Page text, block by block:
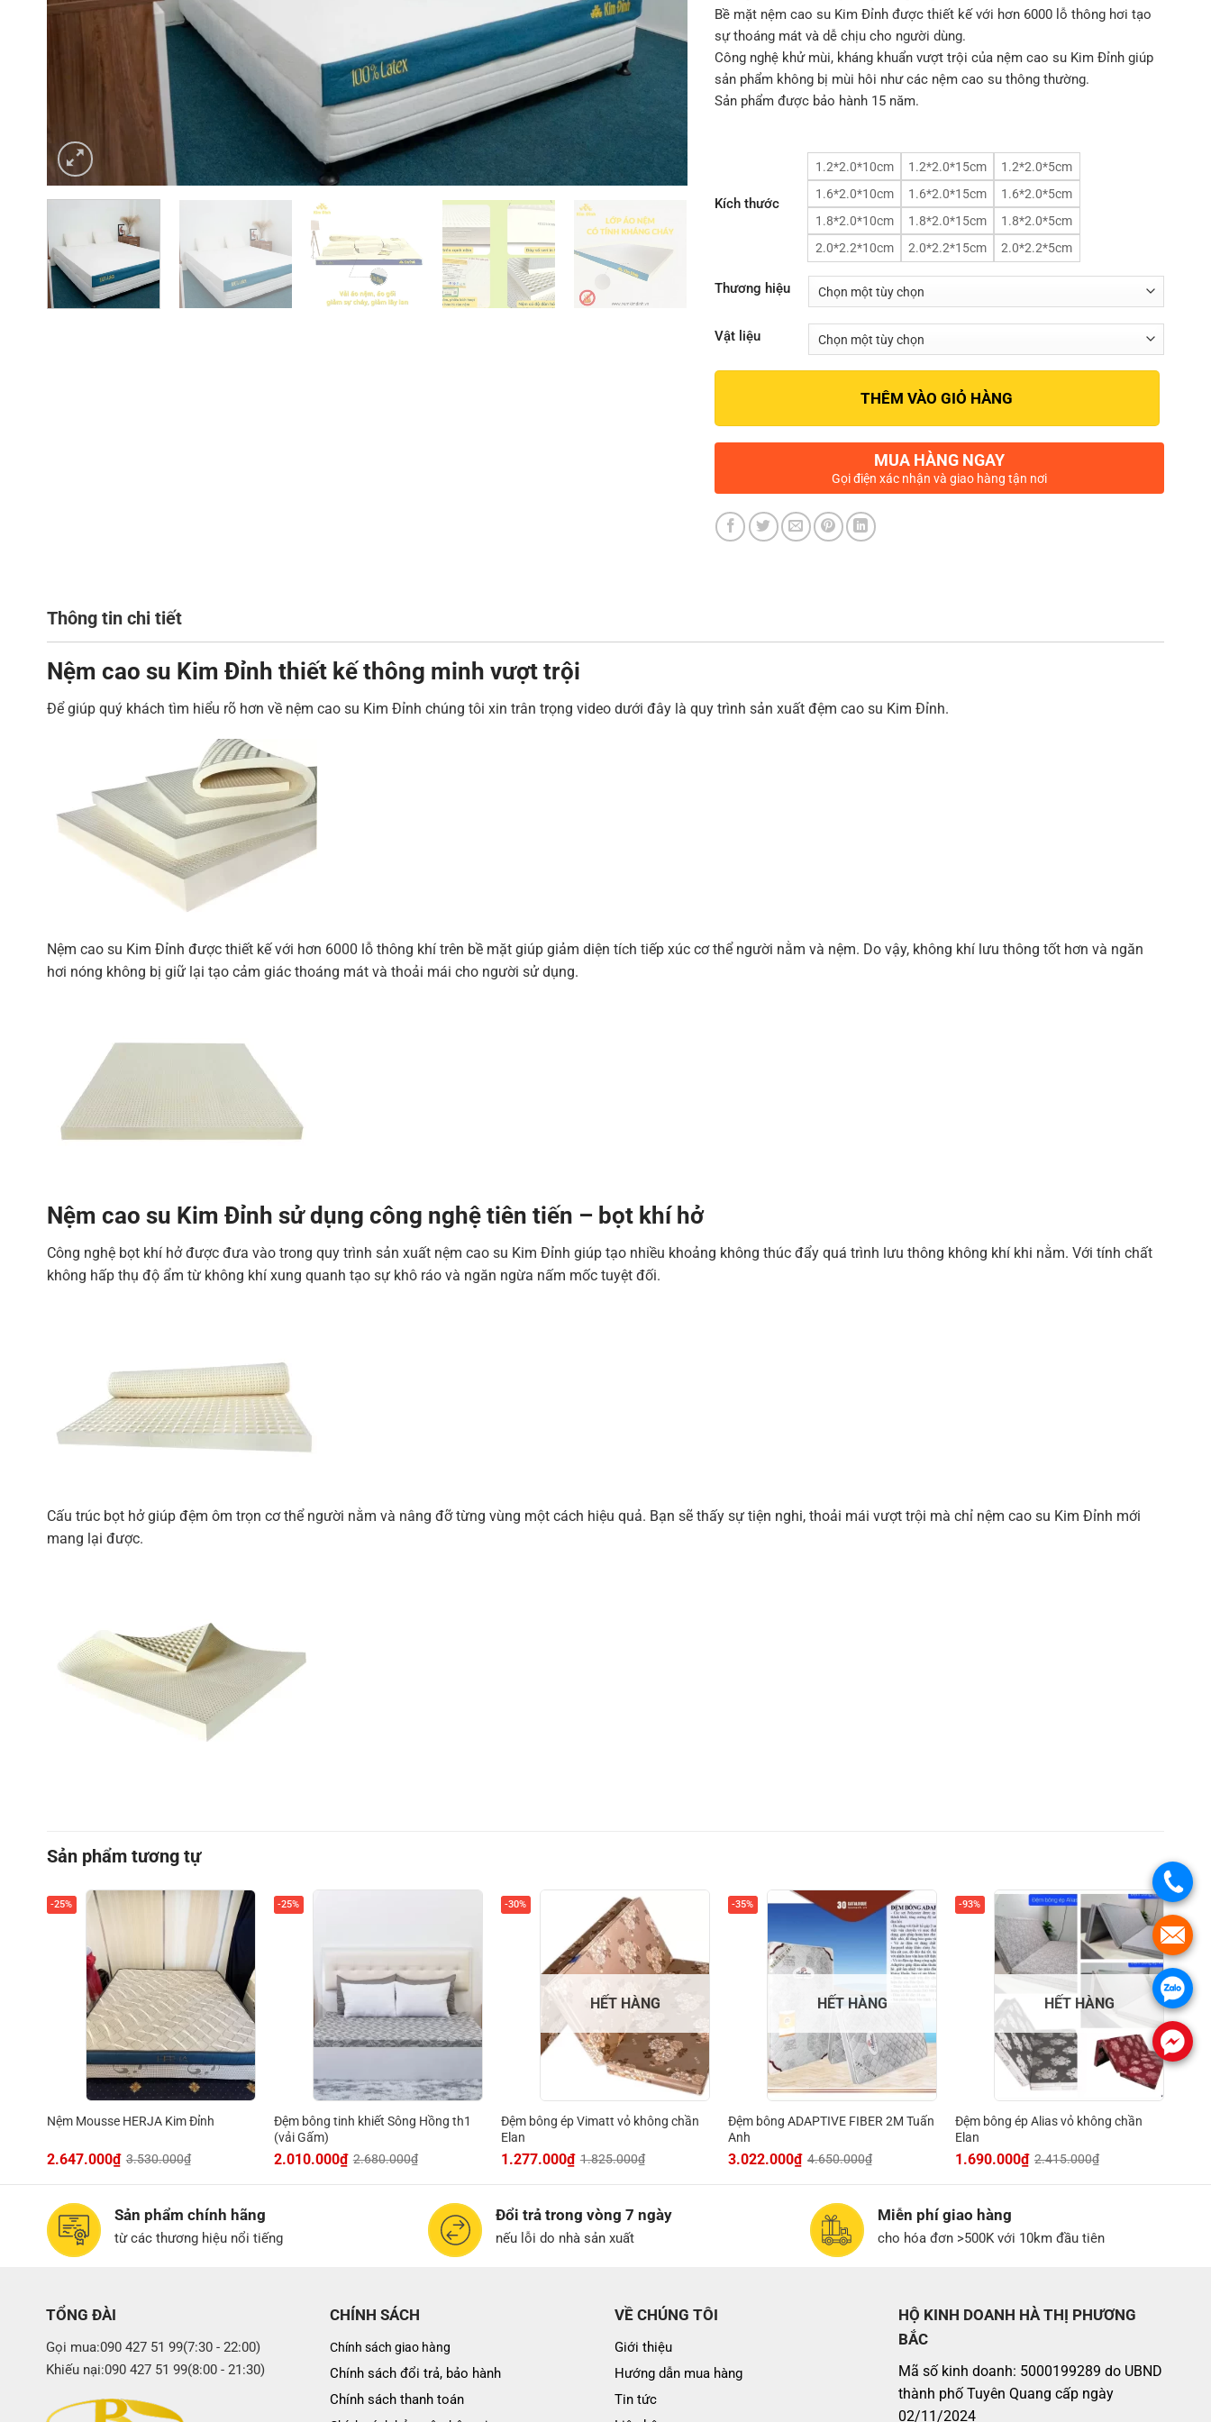
Bề mặt nệm cao su Kim Đỉnh được thiết kế với hơn 6000 lỗ thông hơi tạo
sự thoáng mát và dễ chịu cho người dùng.
Công nghệ khử mùi, kháng khuẩn vượt trội của nệm cao su Kim Đỉnh giúp
sản phẩm không bị mùi hôi như các nệm cao su thông thường.
Sản phẩm được bảo hành 15 năm.
Kích thước
1.2*2.0*10cm 1.2*2.0*15cm
1.2*2.0*5cm
1.6*2.0*10cm
1.6*2.0*15cm
1.6*2.0*5cm
1.8*2.0*10cm
1.8*2.0*15cm
1.8*2.0*5cm
2.0*2.2*10cm
2.0*2.2*15cm 2.0*2.2*5cm
Thương hiệu
Vật liệu
THÊM VÀO GIỎ HÀNG
MUA HÀNG NGAY
Gọi điện xác nhận và giao hàng tận nơi
Thông tin chi tiết
Nệm cao su Kim Đỉnh thiết kế thông minh vượt trội
Để giúp quý khách tìm hiểu rõ hơn về nệm cao su Kim Đỉnh chúng tôi xin trân trọng video dưới đây là quy trình sản xuất đệm cao su Kim Đỉnh.
Nệm cao su Kim Đỉnh được thiết kế với hơn 6000 lỗ thông khí trên bề mặt giúp giảm diện tích tiếp xúc cơ thể người nằm và nệm. Do vậy, không khí lưu thông tốt hơn và ngăn
hơi nóng không bị giữ lại tạo cảm giác thoáng mát và thoải mái cho người sử dụng.
Nệm cao su Kim Đỉnh sử dụng công nghệ tiên tiến – bọt khí hở
Công nghệ bọt khí hở được đưa vào trong quy trình sản xuất nệm cao su Kim Đỉnh giúp tạo nhiều khoảng không thúc đẩy quá trình lưu thông không khí khi nằm. Với tính chất
không hấp thụ độ ẩm từ không khí xung quanh tạo sự khô ráo và ngăn ngừa nấm mốc tuyệt đối.
Cấu trúc bọt hở giúp đệm ôm trọn cơ thể người nằm và nâng đỡ từng vùng một cách hiệu quả. Bạn sẽ thấy sự tiện nghi, thoải mái vượt trội mà chỉ nệm cao su Kim Đỉnh mới
mang lại được.
Sản phẩm tương tự
-25%
Nệm Mousse HERJA Kim Đỉnh
3.530.000₫
2.647.000₫
-25%
Đệm bông tinh khiết Sông Hồng th1
(vải Gấm)
2.680.000₫
2.010.000₫
-30%
HẾT HÀNG
Đệm bông ép Vimatt vỏ không chần
Elan
1.825.000₫
1.277.000₫
-35%
HẾT HÀNG
Đệm bông ADAPTIVE FIBER 2M Tuấn
Anh
4.650.000₫
3.022.000₫
-93%
HẾT HÀNG
Đệm bông ép Alias vỏ không chần
Elan
2.415.000₫
1.690.000₫
Sản phẩm chính hãng
từ các thương hiệu nổi tiếng
Đổi trả trong vòng 7 ngày
nếu lỗi do nhà sản xuất
Miễn phí giao hàng
cho hóa đơn >500K với 10km đầu tiên
TỔNG ĐÀI
Gọi mua:090 427 51 99(7:30 - 22:00)
Khiếu nại:090 427 51 99(8:00 - 21:30)
CHÍNH SÁCH
Chính sách giao hàng
Chính sách đổi trả, bảo hành
Chính sách thanh toán
VỀ CHÚNG TÔI
Giới thiệu
Hướng dẫn mua hàng
Tin tức
HỘ KINH DOANH HÀ THỊ PHƯƠNG
BẮC
Mã số kinh doanh: 5000199289 do UBND
thành phố Tuyên Quang cấp ngày
02/11/2024
.
.
.
.